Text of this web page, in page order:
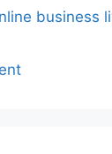
business